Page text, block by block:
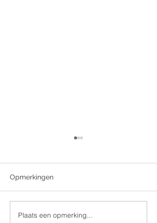
Eerste communie 29
Opmerkingen
Plaats een opmerking...